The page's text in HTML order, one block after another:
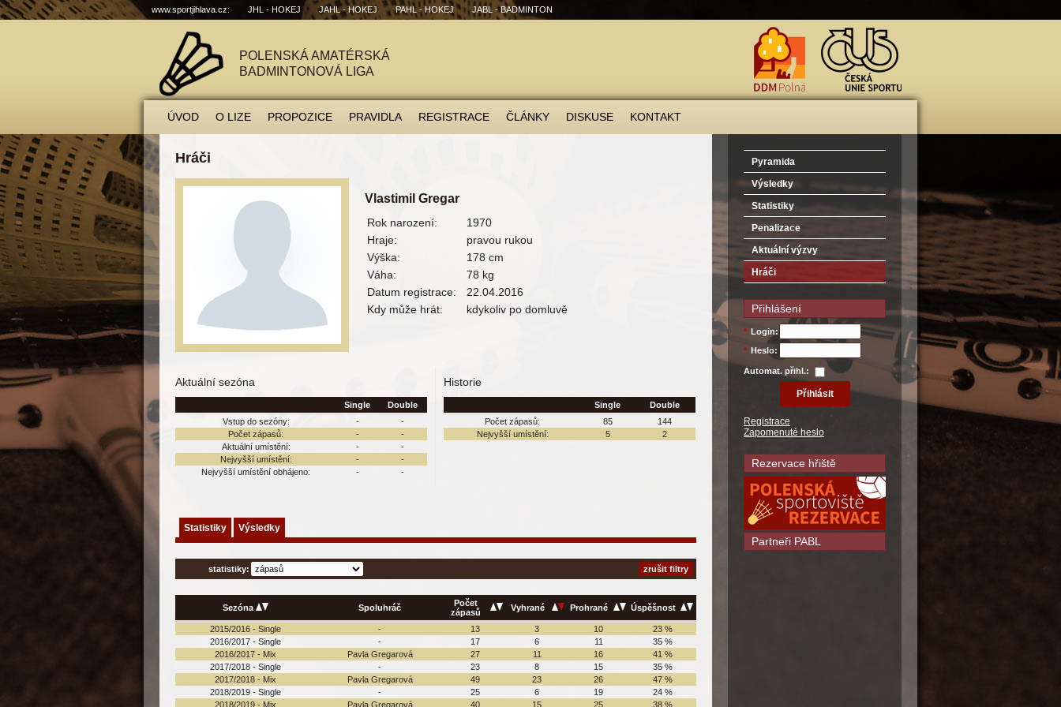
www.sportjihlava.cz: JHL - HOKEJ JAHL - HOKEJ PAHL - HOKEJ JABL - BADMINTON
POLENSKÁ AMATÉRSKÁ
BADMINTONOVÁ LIGA
ÚVOD O LIZE PROPOZICE PRAVIDLA REGISTRACE ČLÁNKY DISKUSE KONTAKT
Hráči
Vlastimil Gregar
Rok narození:
1970
Hraje:
pravou rukou
Výška:
178 cm
Váha:
78 kg
Datum registrace:
22.04.2016
Kdy může hrát:
kdykoliv po domluvě
Aktuální sezóna
Single
Double
Vstup do sezóny:
-
-
Počet zápasů:
-
-
Aktuální umístění:
-
-
Nejvyšší umístění:
-
-
Nejvyšší umístění obhájeno:
- -
Historie
Single
Double
Počet zápasů:
85
144
Nejvyšší umístění:
5 2
Statistiky Výsledky
statistiky: zrušit filtry
Sezóna Spoluhráč
Počet
zápasů
Vyhrané Prohrané Úspěšnost
2015/2016 - Single - 13 3 10
23 %
2016/2017 - Single
- 17 6 11
35 %
2016/2017 - Mix
Pavla Gregarová 27 11 16
41 %
2017/2018 - Single
- 23 8 15
35 %
2017/2018 - Mix
Pavla Gregarová 49 23 26
47 %
2018/2019 - Single
- 25 6 19
24 %
2018/2019 - Mix
Pavla Gregarová 40 15 25 38 %
Pyramida
Výsledky
Statistiky
Penalizace
Aktuální výzvy
Hráči
Přihlášení
* Login:
* Heslo:
Automat. přihl.:
Registrace
Zapomenuté heslo
Rezervace hřiště
Partneři PABL